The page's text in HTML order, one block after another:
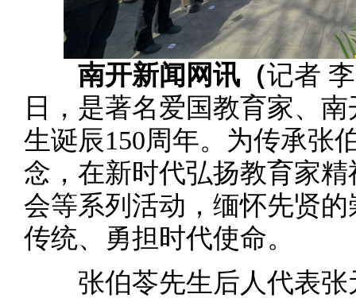
南开新闻网讯 （记者
日，是著名爱国教育家、
生诞辰150周年。为传承张
念，在新时代弘扬教育家
会等系列活动，缅怀先贤
传统、勇担时代使命。
张伯苓先生后人代表张